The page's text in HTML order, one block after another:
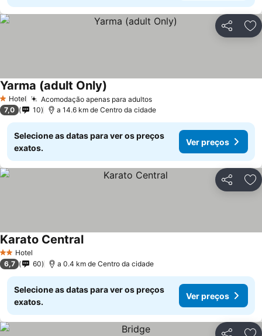
Partilhar
1 Estrelas
Hotel Acomodação apenas para adultos
Yarma (adult Only)
7,0 10 a 14.6 km de Centro da cidade
Selecione as datas para ver os preços
exatos.
Ver preços
Partilhar
2 Estrelas
Hotel
Karato Central
6,7 60 a 0.4 km de Centro da cidade
Selecione as datas para ver os preços
exatos.
Ver preços